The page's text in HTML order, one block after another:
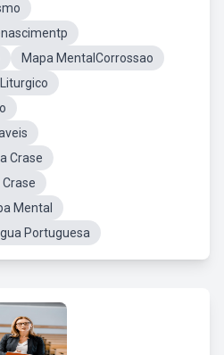
Mapa MentalCorrossao
Crase
Mental
Portuguesa